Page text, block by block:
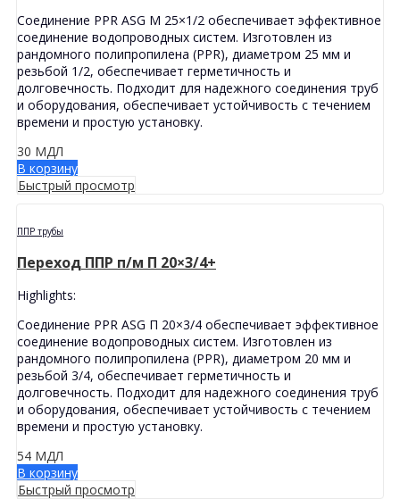
Соединение PPR ASG M 25×1/2 обеспечивает эффективное
соединение водопроводных систем. Изготовлен из
рандомного полипропилена (PPR), диаметром 25 мм и
резьбой 1/2, обеспечивает герметичность и
долговечность. Подходит для надежного соединения труб
и оборудования, обеспечивает устойчивость с течением
времени и простую установку.
30 МДЛ
В корзину
Быстрый просмотр
ППР трубы
Переход ППР п/м П 20×3/4+
Highlights:
Соединение PPR ASG П 20×3/4 обеспечивает эффективное
соединение водопроводных систем. Изготовлен из
рандомного полипропилена (PPR), диаметром 20 мм и
резьбой 3/4, обеспечивает герметичность и
долговечность. Подходит для надежного соединения труб
и оборудования, обеспечивает устойчивость с течением
времени и простую установку.
54 МДЛ
В корзину
Быстрый просмотр